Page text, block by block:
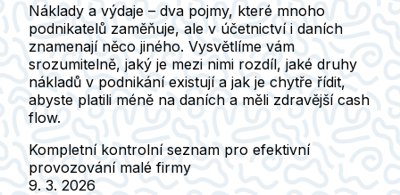
Náklady a výdaje – dva pojmy, které mnoho
podnikatelů zaměňuje, ale v účetnictví i daních
znamenají něco jiného. Vysvětlíme vám
srozumitelně, jaký je mezi nimi rozdíl, jaké druhy
nákladů v podnikání existují a jak je chytře řídit,
abyste platili méně na daních a měli zdravější cash
flow.
Kompletní kontrolní seznam pro efektivní
provozování malé firmy
9. 3. 2026